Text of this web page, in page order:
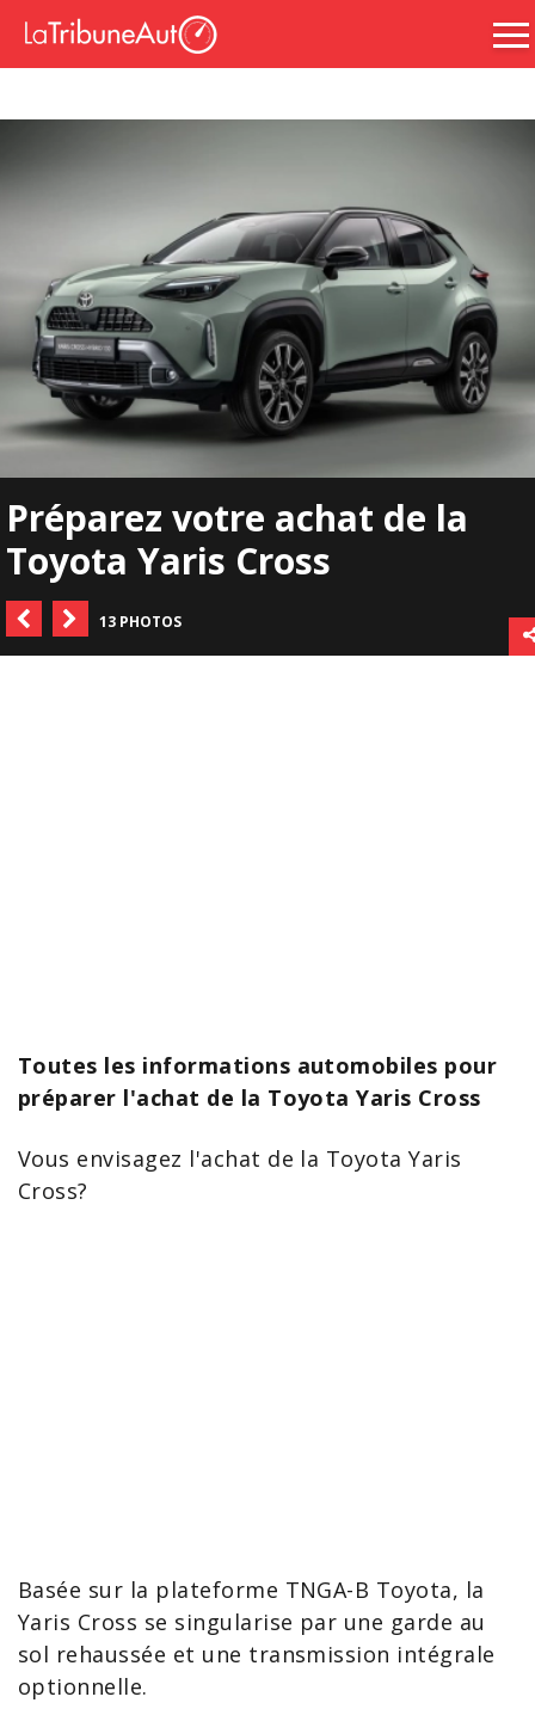
Préparez votre achat de la
Toyota Yaris Cross
13 PHOTOS
Toutes les informations automobiles pour
préparer l'achat de la Toyota Yaris Cross
Vous envisagez l'achat de la Toyota Yaris
Cross?
Basée sur la plateforme TNGA-B Toyota, la
Yaris Cross se singularise par une garde au
sol rehaussée et une transmission intégrale
optionnelle.